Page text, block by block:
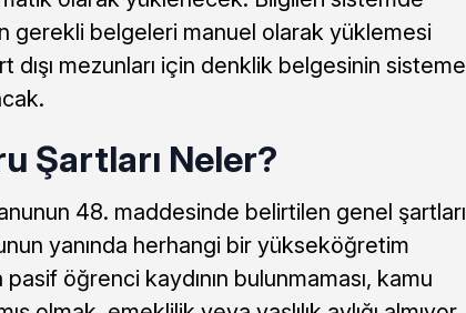
gerekli belgeleri manuel olarak yüklemesi
dışı mezunları için denklik belgesinin sisteme
Şartları Neler?
48. maddesinde belirtilen genel şartları
yanında herhangi bir yükseköğretim
öğrenci kaydının bulunmaması, kamu